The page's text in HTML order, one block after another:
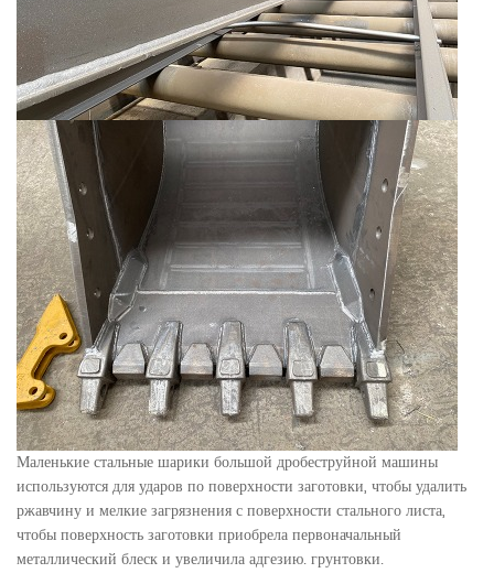
Маленькие стальные шарики большой дробеструйной машины
используются для ударов по поверхности заготовки, чтобы удалить
ржавчину и мелкие загрязнения с поверхности стального листа,
чтобы поверхность заготовки приобрела первоначальный
металлический блеск и увеличила адгезию. грунтовки.